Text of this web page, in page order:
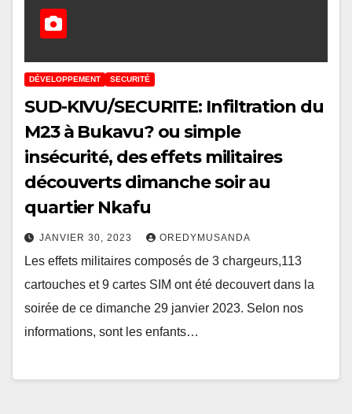
DÉVELOPPEMENT SECURITÉ
SUD-KIVU/SECURITE: Infiltration du
M23 à Bukavu? ou simple
insécurité, des effets militaires
découverts dimanche soir au
quartier Nkafu
JANVIER 30, 2023 OREDYMUSANDA
Les effets militaires composés de 3 chargeurs,113
cartouches et 9 cartes SIM ont été decouvert dans la
soirée de ce dimanche 29 janvier 2023. Selon nos
informations, sont les enfants…